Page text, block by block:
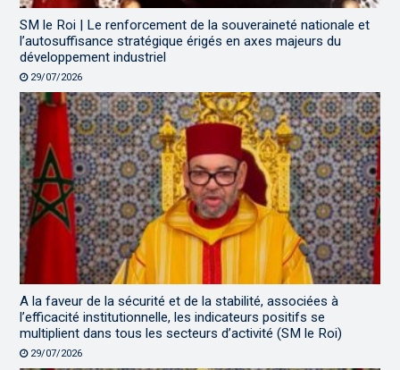
SM le Roi | Le renforcement de la souveraineté nationale et
l’autosuffisance stratégique érigés en axes majeurs du
développement industriel
29/07/2026
A la faveur de la sécurité et de la stabilité, associées à
l’efficacité institutionnelle, les indicateurs positifs se
multiplient dans tous les secteurs d’activité (SM le Roi)
29/07/2026